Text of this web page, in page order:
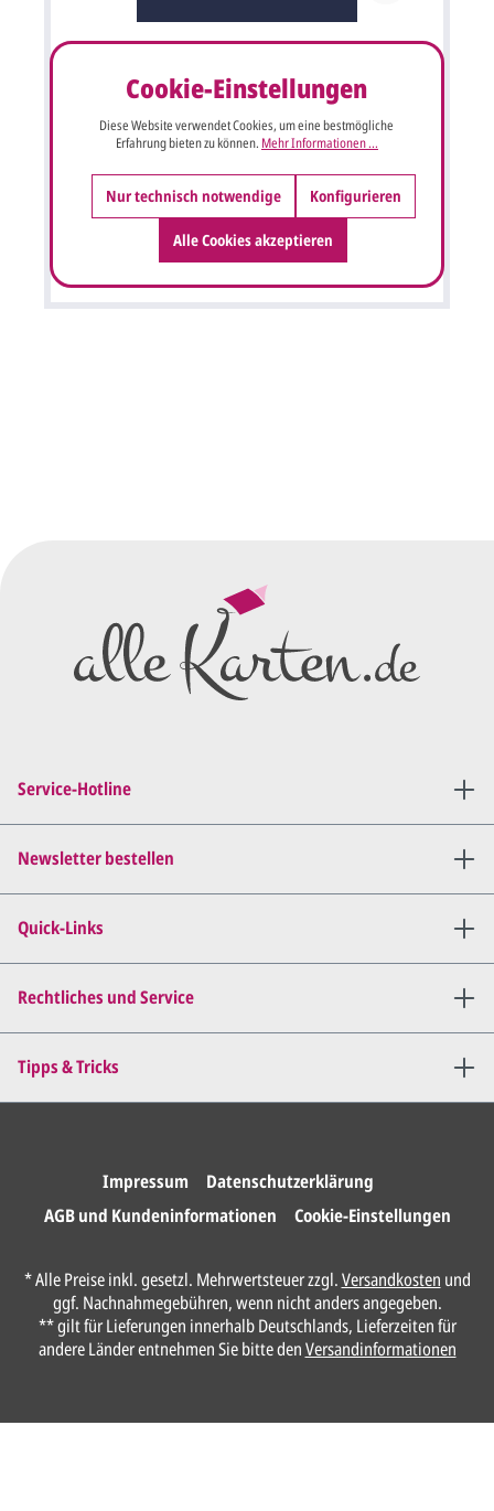
Tischkarte weiße Rose für Hochzeit Silber- oder
Goldene Hochzeit
Tischkarte mit Motivdruck weiße Rose und Trauringe für
Hochzeit, Silber- oder Goldene Hochzeit aus
hochwertigem weißem Bilderdruck-Karton. Format:
0,50 €*
Details
Service-Hotline
Rechtliches und Service
Tipps & Tricks
Quick-Links
Newsletter bestellen
Impressum
Datenschutzerklärung
AGB und Kundeninformationen
Cookie-Einstellungen
* Alle Preise inkl. gesetzl. Mehrwertsteuer zzgl.Versandkosten und
ggf. Nachnahmegebühren, wenn nicht anders angegeben.
** gilt für Lieferungen innerhalb Deutschlands, Lieferzeiten für
andere Länder entnehmen Sie bitte denVersandinformationen
Cookie-Einstellungen
Diese Website verwendet Cookies, um eine bestmögliche
Erfahrung bieten zu können. Mehr Informationen ...
Nur technisch notwendige Konfigurieren
Alle Cookies akzeptieren